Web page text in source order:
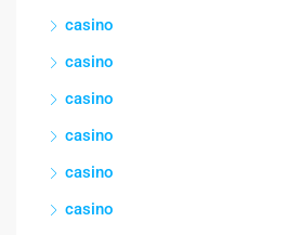
casino
casino
casino
casino
casino
casino